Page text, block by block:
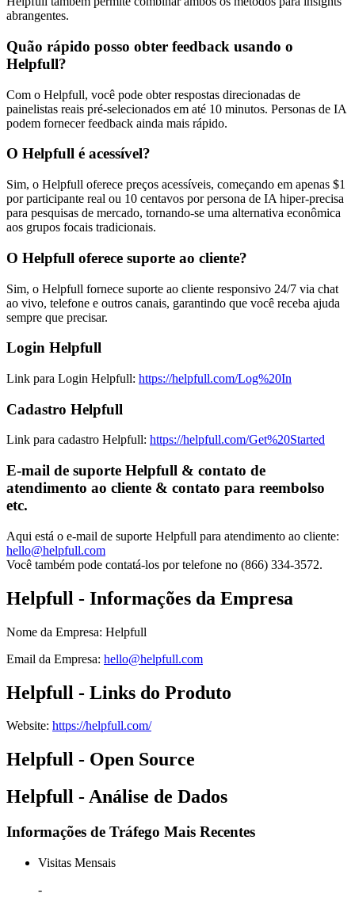
abrangentes.
Quão rápido posso obter feedback usando o
Helpfull?
Com o Helpfull, você pode obter respostas direcionadas de
painelistas reais pré-selecionados em até 10 minutos. Personas de IA
podem fornecer feedback ainda mais rápido.
O Helpfull é acessível?
Sim, o Helpfull oferece preços acessíveis, começando em apenas $1
por participante real ou 10 centavos por persona de IA hiper-precisa
para pesquisas de mercado, tornando-se uma alternativa econômica
aos grupos focais tradicionais.
O Helpfull oferece suporte ao cliente?
Sim, o Helpfull fornece suporte ao cliente responsivo 24/7 via chat
ao vivo, telefone e outros canais, garantindo que você receba ajuda
sempre que precisar.
Login Helpfull
Link para Login Helpfull: https://helpfull.com/Log%20In
Cadastro Helpfull
Link para cadastro Helpfull: https://helpfull.com/Get%20Started
E-mail de suporte Helpfull & contato de
atendimento ao cliente & contato para reembolso
etc.
Aqui está o e-mail de suporte Helpfull para atendimento ao cliente:
hello@helpfull.com
Você também pode contatá-los por telefone no (866) 334-3572.
Helpfull - Informações da Empresa
Nome da Empresa: Helpfull
Email da Empresa: hello@helpfull.com
Helpfull - Links do Produto
Website: https://helpfull.com/
Helpfull - Open Source
Helpfull - Análise de Dados
Informações de Tráfego Mais Recentes
Visitas Mensais
-